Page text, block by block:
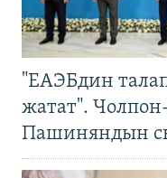
"ЕАЭБдин
жатат".
Пашиняндын